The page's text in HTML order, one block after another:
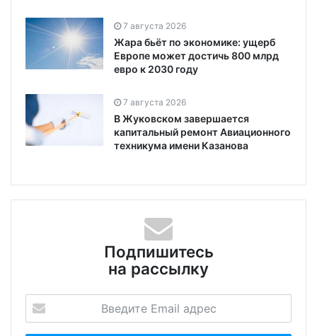
7 августа 2026
Жара бьёт по экономике: ущерб
Европе может достичь 800 млрд
евро к 2030 году
7 августа 2026
В Жуковском завершается
капитальный ремонт Авиационного
техникума имени Казанова
Подпишитесь
на рассылку